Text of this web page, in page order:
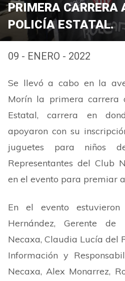
PRIMERA CARRERA
POLICÍA ESTATAL.
09 - ENERO - 2022
Se llevó a cabo en la
Morín la primera carrera
Estatal, carrera en
apoyaron con su
juguetes para niños
Representantes del Club
en el evento para premiar
En el evento estuvieron
Hernández, Gerente
Necaxa, Claudia Lucía del
Información y
Necaxa, Alex Monarrez,